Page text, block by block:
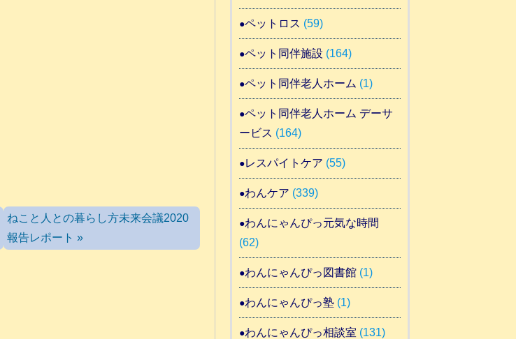
ねこと人との暮らし方未来会議2020
報告レポート »
ペットロス (59)
ペット同伴施設 (164)
ペット同伴老人ホーム (1)
ペット同伴老人ホーム デーサ
ービス (164)
レスパイトケア (55)
わんケア (339)
わんにゃんぴっ元気な時間
(62)
わんにゃんぴっ図書館(1)
わんにゃんぴっ塾(1)
わんにゃんぴっ相談室 (131)